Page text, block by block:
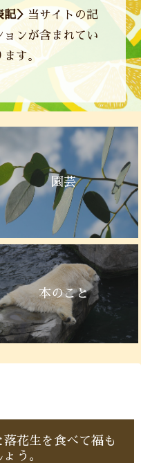
＞ 当サイトの記
ンが含まれてい
ます。
園芸
本のこと
花生を食べて福も
う。